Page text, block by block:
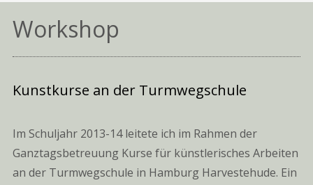
Workshop
Kunstkurse an der Turmwegschule
Im Schuljahr 2013-14 leitete ich im Rahmen der
Ganztagsbetreuung Kurse für künstlerisches Arbeiten
an der Turmwegschule in Hamburg Harvestehude. Ein